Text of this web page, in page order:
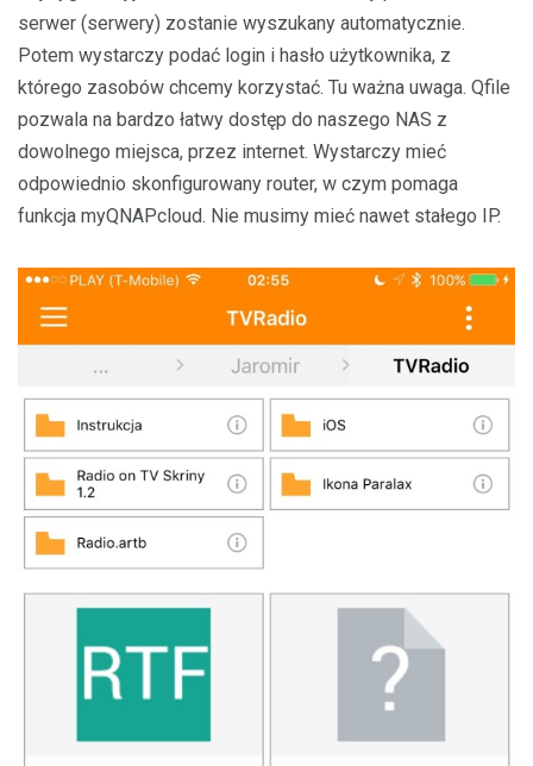
serwer (serwery) zostanie wyszukany automatycznie.
Potem wystarczy podać login i hasło użytkownika, z
którego zasobów chcemy korzystać. Tu ważna uwaga. Qfile
pozwala na bardzo łatwy dostęp do naszego NAS z
dowolnego miejsca, przez internet. Wystarczy mieć
odpowiednio skonfigurowany router, w czym pomaga
funkcja myQNAPcloud. Nie musimy mieć nawet stałego IP.